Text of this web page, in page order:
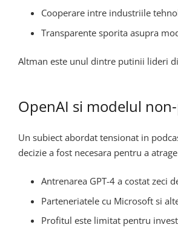
Cooperare intre industriile
Transparente sporita asupra
Altman este unul dintre putinii lideri
OpenAI si modelul
Un subiect abordat tensionat in
decizie a fost necesara pentru a
Antrenarea GPT-4 a costat zeci
Parteneriatele cu Microsoft si
Profitul este limitat pentru